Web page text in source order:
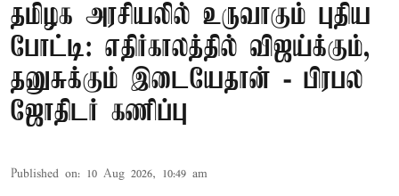
தமிழக அரசியலில் உருவாகும் புதிய
போட்டி: எதிர்காலத்தில் விஜய்க்கும்,
தனுசுக்கும் இடையேதான் - பிரபல
ஜோதிடர் கணிப்பு
Published on: 10 Aug 2026, 10:49 am